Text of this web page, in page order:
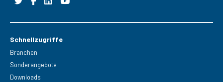
Schnellzugriffe
Branchen
Sonderangebote
Downloads